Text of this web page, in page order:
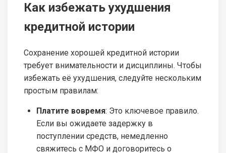
Как избежать ухудшения
кредитной истории
Сохранение хорошей кредитной истории
требует внимательности и дисциплины. Чтобы
избежать её ухудшения, следуйте нескольким
простым правилам:
Платите вовремя: Это ключевое правило.
Если вы ожидаете задержку в
поступлении средств, немедленно
свяжитесь с МФО и договоритесь о